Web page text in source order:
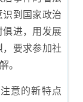
到国家政治
俱进，用发展
要求参加社
。
意的新特点